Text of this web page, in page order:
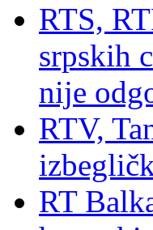
RTS,
srpskih
nije
RTV,
RT